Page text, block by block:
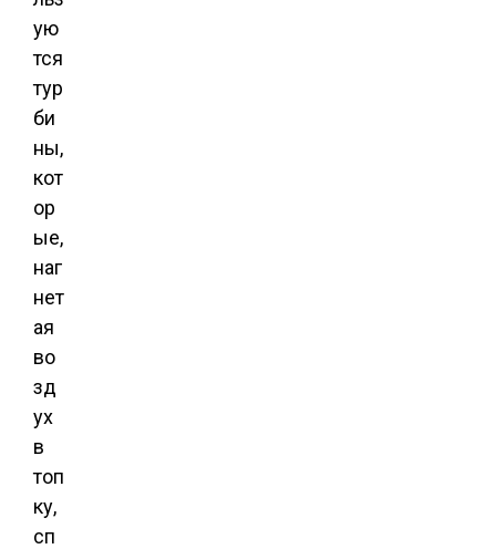
ую
тся
тур
би
ны,
кот
ор
ые,
наг
нет
ая
во
зд
ух
в
топ
ку,
сп